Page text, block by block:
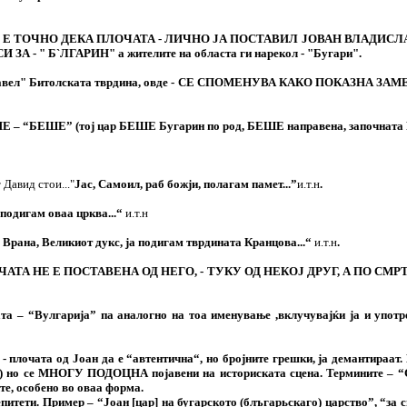
НЕ Е ТОЧНО ДЕКА ПЛОЧАТА - ЛИЧНО ЈА ПОСТАВИЛ ЈОВАН ВЛАДИСЛАВ,
Б`ЛГАРИН" a жителите на областа ги нарекол - "Бугари".
Битолската тврдина, овде - СЕ СПОМЕНУВА КАКО ПОКАЗНА
(тој цар БЕШЕ Бугарин по род, БЕШЕ направена, започната
Давид стои..."Јас, Самоил, раб божји, полагам памет...”и.т.н.
оваа црква...“ и.т.н
Великиот дукс, ја подигам тврдината Кранцова...“ и.т.н.
НЕ Е ПОСТАВЕНА ОД НЕГО, - ТУКУ ОД НЕКОЈ ДРУГ, А ПО СМРТТА
“Вулгарија” па аналогно на тоа именување ,вклучувајќи ја и
од Јоан да е “автентична“, но бројните грешки, ја
МНОГУ ПОДОЦНА појавени на историската сцена. Термините –
особено во оваа форма.
Пример – “Јоан [цар] на бугарското (блъгарьскаго) царство”, “за